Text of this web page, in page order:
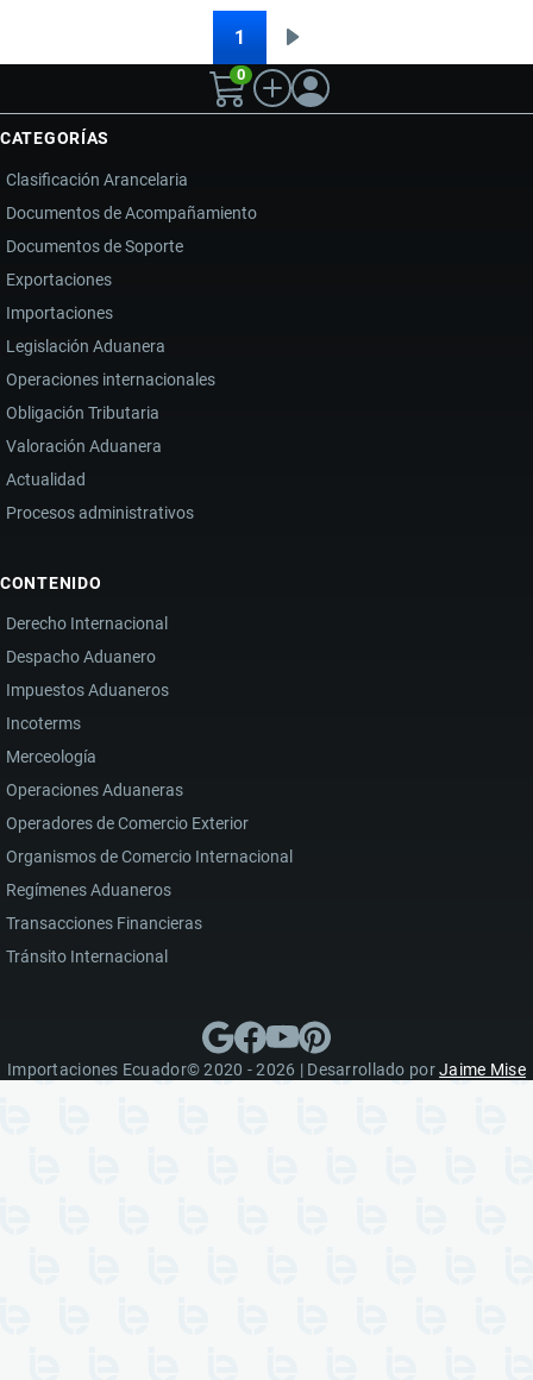
1
página
0
CATEGORÍAS
Clasificación Arancelaria
Documentos de Acompañamiento
Documentos de Soporte
Exportaciones
Importaciones
Legislación Aduanera
Operaciones internacionales
Obligación Tributaria
Valoración Aduanera
Actualidad
Procesos administrativos
CONTENIDO
Derecho Internacional
Despacho Aduanero
Impuestos Aduaneros
Incoterms
Merceología
Operaciones Aduaneras
Operadores de Comercio Exterior
Organismos de Comercio Internacional
Regímenes Aduaneros
Transacciones Financieras
Tránsito Internacional
Importaciones Ecuador© 2020 - 2026 | Desarrollado porJaime Mise